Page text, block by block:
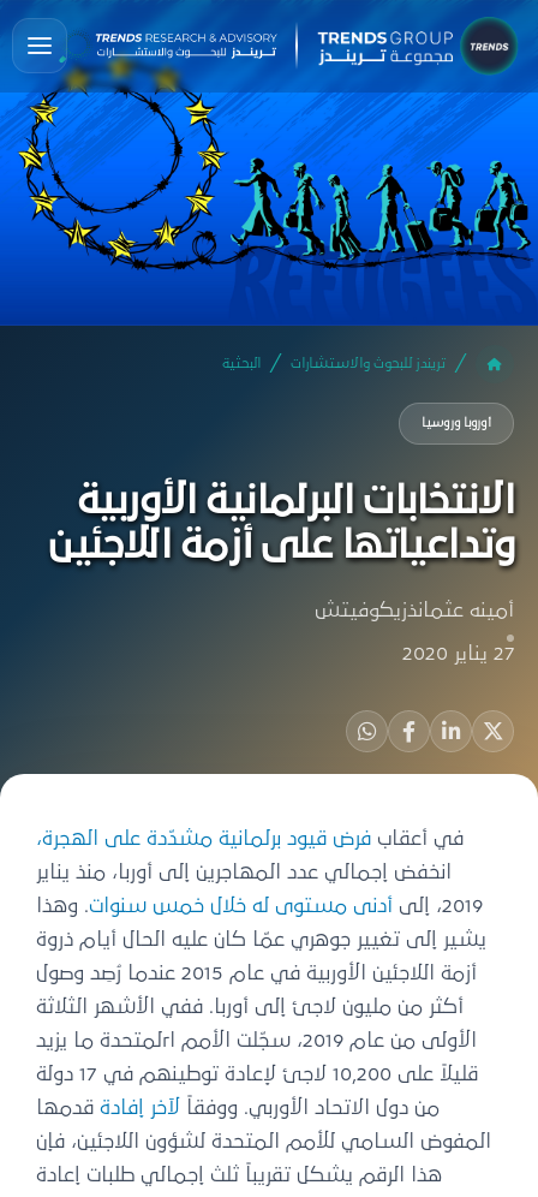
تريندز للبحوث والاستشارات البحثية
أوروبا وروسيا
الانتخابات البرلمانية الأوربية
وتداعياتها على أزمة اللاجئين
أمينه عثمانذزيكوفيتش
27 يناير 2020
في أعقاب فرض قيود برلمانية مشدّدة على الهجرة،
انخفض إجمالي عدد المهاجرين إلى أوربا، منذ يناير
2019، إلى
أدنى مستوى له خلال خمس سنوات. وهذا
يشير إلى تغيير جوهري عمّا كان عليه الحال أيام ذروة
أزمة اللاجئين الأوربية في عام 2015 عندما رُصِد وصول
أكثر من مليون لاجئ إلى أوربا. ففي الأشهر الثلاثة
الأولى من عام 2019، سجّلت الأمم اrلمتحدة ما يزيد
قليلاً على 10,200 لاجئ لإعادة توطينهم في 17 دولة
من دول الاتحاد الأوربي. ووفقاً لآخر إفادة قدمها
المفوض السامي للأمم المتحدة لشؤون اللاجئين، فإن
هذا الرقم يشكل تقريباً ثلث إجمالي طلبات إعادة